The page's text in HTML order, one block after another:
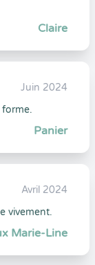
Claire
Juin 2024
Panier
Avril 2024
vivement.
Marie-Line